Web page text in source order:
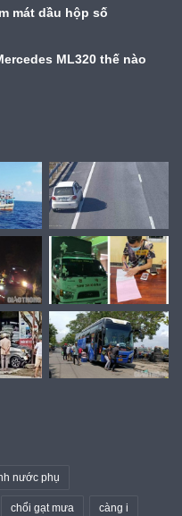
mát dầu hộp số
ML320 thế nào
nước phụ
chổi gạt mưa càng i